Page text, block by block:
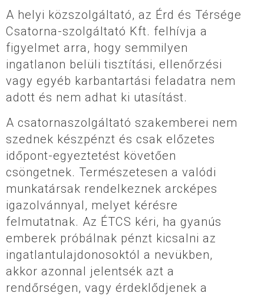
A helyi közszolgáltató, az Érd és Térsége
Csatorna-szolgáltató Kft. felhívja a
figyelmet arra, hogy semmilyen
ingatlanon belüli tisztítási, ellenőrzési
vagy egyéb karbantartási feladatra nem
adott és nem adhat ki utasítást.
A csatornaszolgáltató szakemberei nem
szednek készpénzt és csak előzetes
időpont-egyeztetést követően
csöngetnek. Természetesen a valódi
munkatársak rendelkeznek arcképes
igazolvánnyal, melyet kérésre
felmutatnak. Az ÉTCS kéri, ha gyanús
emberek próbálnak pénzt kicsalni az
ingatlantulajdonosoktól a nevükben,
akkor azonnal jelentsék azt a
rendőrségen, vagy érdeklődjenek a